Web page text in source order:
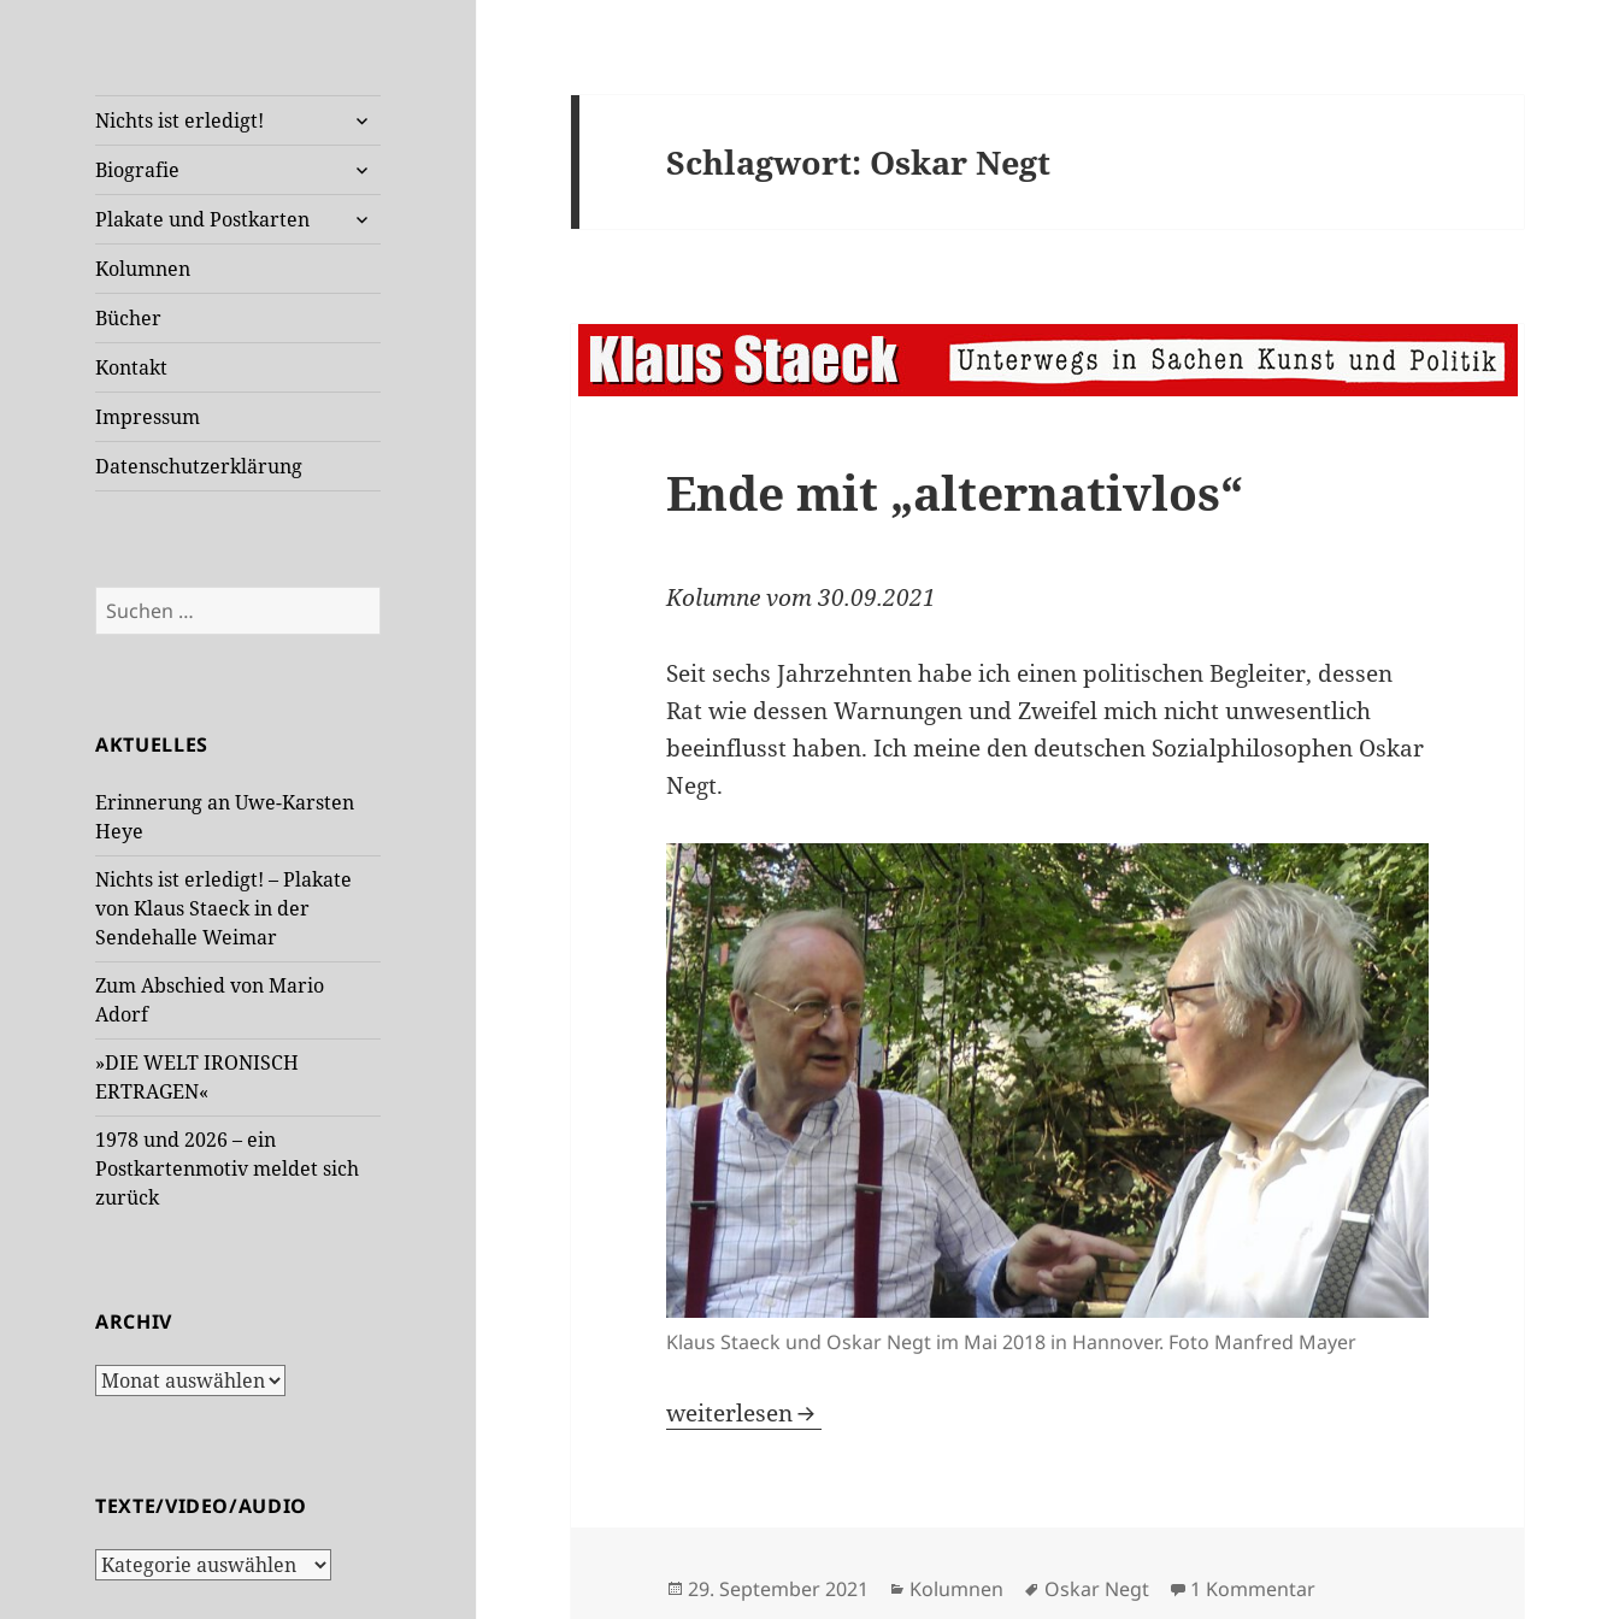
Klaus Staeck
Unterwegs in Sachen Kunst
Nichts ist erledigt!
untermenü
Biografie
untermenü
Plakate und Postkarten
untermenü
Kolumnen
Bücher
Kontakt
Impressum
Datenschutzerklärung
Suchen
nach:
AKTUELLES
Erinnerung an Uwe-Karsten
Heye
Nichts ist erledigt! – Plakate
von Klaus Staeck in der
Sendehalle Weimar
Zum Abschied von Mario
Adorf
»DIE WELT IRONISCH
ERTRAGEN«
1978 und 2026 – ein
Postkartenmotiv meldet sich
zurück
ARCHIV
Archiv
TEXTE/VIDEO/AUDIO
Texte/Video/Audio
Schlagwort: Oskar Negt
Ende mit „alternativlos“
Kolumne vom 30.09.2021
Seit sechs Jahrzehnten habe ich einen politischen Begleiter, dessen
Rat wie dessen Warnungen und Zweifel mich nicht unwesentlich
beeinflusst haben. Ich meine den deutschen Sozialphilosophen Oskar
Negt.
Klaus Staeck und Oskar Negt im Mai 2018 in Hannover. Foto Manfred Mayer
Ende mit „alternativlos“
weiterlesen
Veröffentlicht
29. September 2021 Kategorien
Kolumnen Schlagwörter
Oskar Negt 1 Kommentarzu Ende mit „alternativlos“